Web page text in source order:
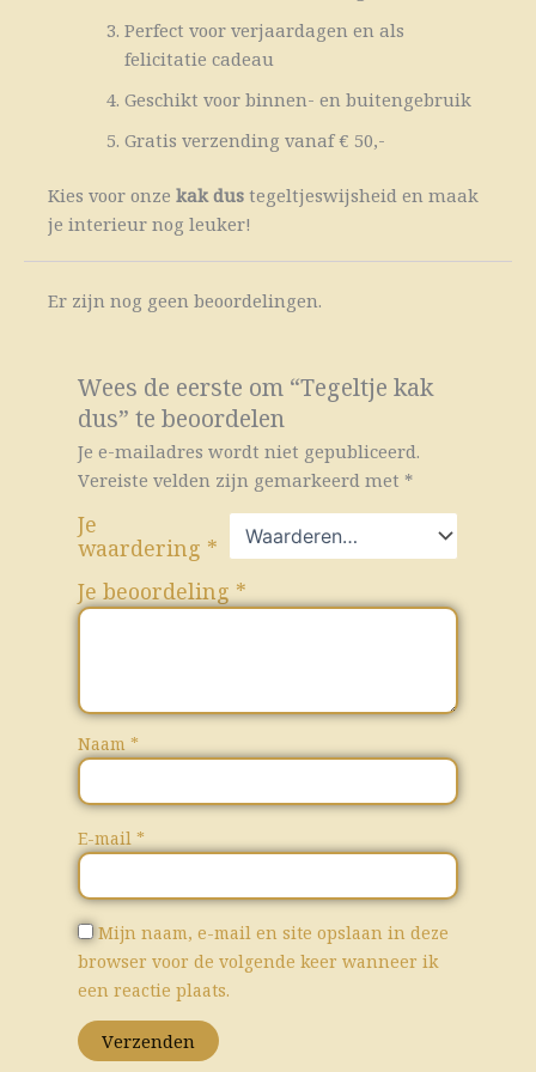
Perfect voor verjaardagen en als
felicitatie cadeau
Geschikt voor binnen- en buitengebruik
Gratis verzending vanaf € 50,-
Kies voor onze kak dus tegeltjeswijsheid en maak
je interieur nog leuker!
Er zijn nog geen beoordelingen.
Wees de eerste om “Tegeltje kak
dus” te beoordelen
Je e-mailadres wordt niet gepubliceerd.
Vereiste velden zijn gemarkeerd met *
Je
waardering *
Je beoordeling *
Naam*
E-mail*
Mijn naam, e-mail en site opslaan in deze
browser voor de volgende keer wanneer ik
een reactie plaats.